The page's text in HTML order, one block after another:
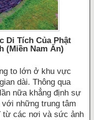
Di Tích Của Phật
(miền Nam Ấn)
to lớn ở khu vực
dài. Thông qua
nữa khẳng định sự
những trung tâm
từ các nơi và sức ảnh